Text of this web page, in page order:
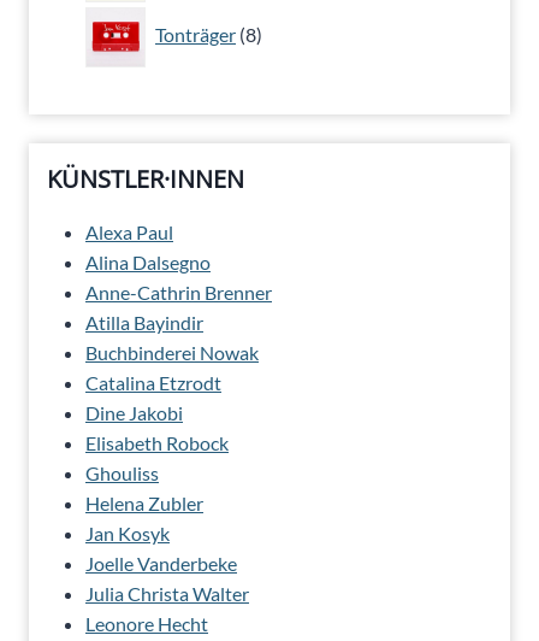
Tonträger 8
8
Produkte
KÜNSTLER·INNEN
Alexa Paul
Alina Dalsegno
Anne-Cathrin Brenner
Atilla Bayindir
Buchbinderei Nowak
Catalina Etzrodt
Dine Jakobi
Elisabeth Robock
Ghouliss
Helena Zubler
Jan Kosyk
Joelle Vanderbeke
Julia Christa Walter
Leonore Hecht